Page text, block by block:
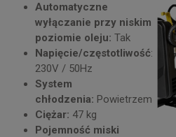
Automatyczne
wyłączanie przy niskim
poziomie oleju: Tak
Napięcie/częstotliwość:
230V / 50Hz
System
chłodzenia: Powietrzem
Ciężar: 47 kg
Pojemność miski